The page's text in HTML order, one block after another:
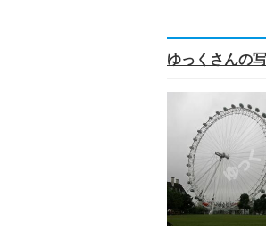
ゆっくさんの